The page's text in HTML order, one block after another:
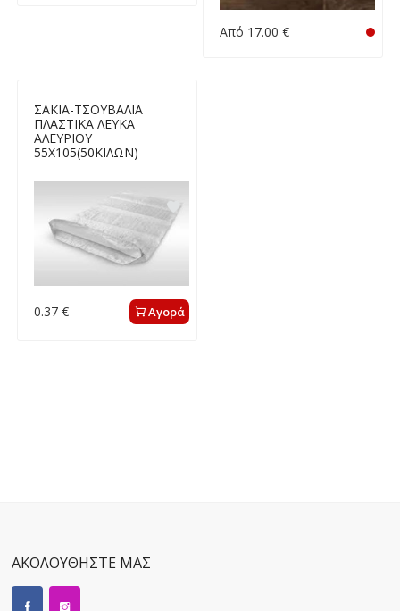
Από 17.00 €
ΣΑΚΙΑ-ΤΣΟΥΒΑΛΙΑ
ΠΛΑΣΤΙΚΑ ΛΕΥΚΑ
ΑΛΕΥΡΙΟΥ
55Χ105(50ΚΙΛΩΝ)
0.37 € Αγορά
ΑΚΟΛΟΥΘΗΣΤΕ ΜΑΣ